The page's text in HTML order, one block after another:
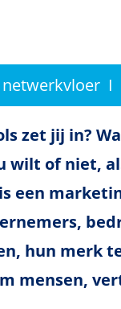
I
zet jij in?
wilt of niet,
een
hun merk
mensen,